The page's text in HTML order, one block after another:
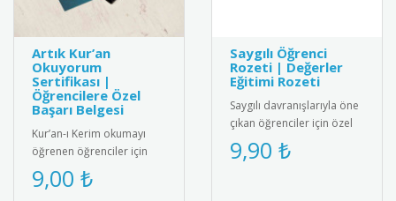
Artık Kur’an
Okuyorum
Sertifikası |
Öğrencilere Özel
Başarı Belgesi
Kur’an-ı Kerim okumayı
öğrenen öğrenciler için
anlamlı ve şık bir başarı
belgesi. Sınıf içi törenler..
9,00 ₺
Saygılı Öğrenci
Rozeti | Değerler
Eğitimi Rozeti
Saygılı davranışlarıyla öne
çıkan öğrenciler için özel
tasarım rozet. Okulda
olumlu davranışları pek..
9,90 ₺